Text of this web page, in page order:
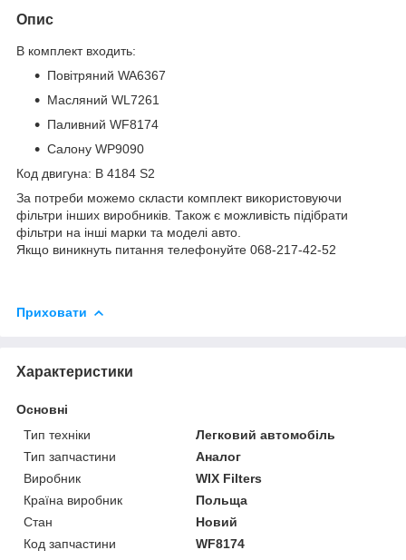
Опис
В комплект входить:
Повітряний WA6367
Масляний WL7261
Паливний WF8174
Салону WP9090
Код двигуна: B 4184 S2
За потреби можемо скласти комплект використовуючи
фільтри інших виробників. Також є можливість підібрати
фільтри на інші марки та моделі авто.
Якщо виникнуть питання телефонуйте 068-217-42-52
Приховати
Характеристики
Основні
Тип техніки
Легковий автомобіль
Тип запчастини
Аналог
Виробник
WIX Filters
Країна виробник
Польща
Стан
Новий
Код запчастини
WF8174